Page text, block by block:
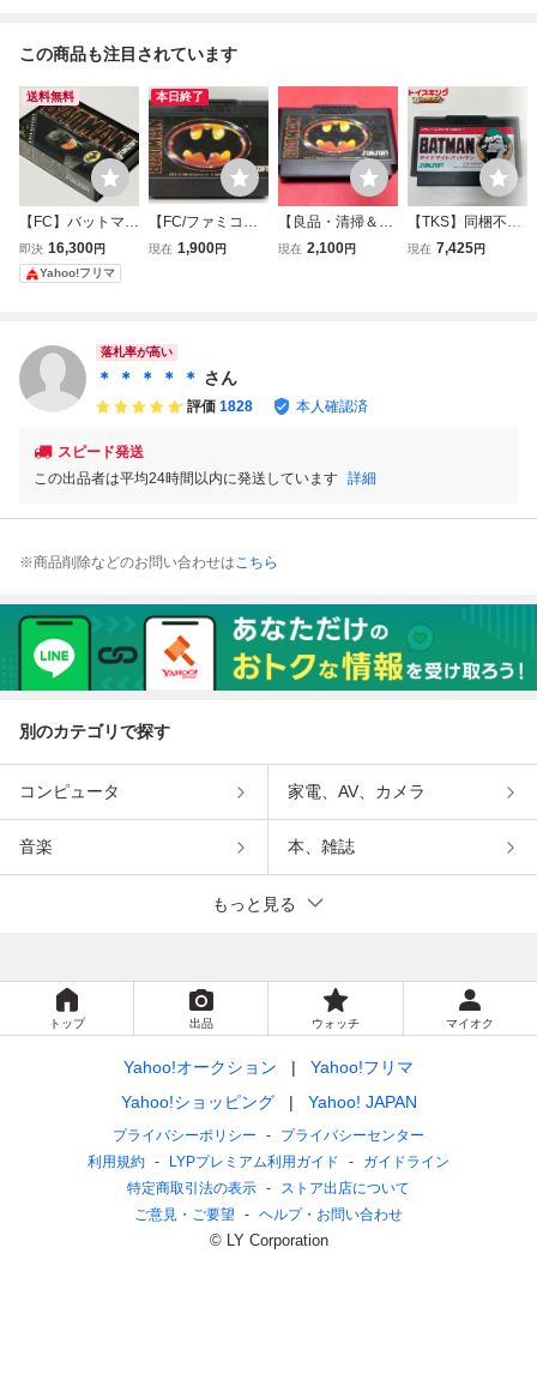
この商品も注目されています
送料無料
【FC】バットマン
ファミコンソフト
SUNSOFT 貴重ハ
ガキ付き完品 良
即決 16,300円
Yahoo!フリマ
本日終了
【FC/ファミコ
ン】BATMAN/バッ
現在 1,900円
【良品・清掃＆動
作確認済】FC フ
現在 2,100円
【TKS】同梱不可/
トイキン祭 FC/フ
現在 7,425円
落札率が高い
＊ ＊ ＊ ＊ ＊ さん
評価 1828 本人確認済
スピード発送
この出品者は平均24時間以内に発送しています 詳細
※商品削除などのお問い合わせはこちら
別のカテゴリで探す
コンピュータ 家電、AV、カメラ
音楽 本、雑誌
もっと見る
トップ 出品 ウォッチ マイオク
Yahoo!オークション
Yahoo!フリマ
Yahoo!ショッピング
Yahoo! JAPAN
プライバシーポリシー
プライバシーセンター
利用規約
LYPプレミアム利用ガイド
ガイドライン
特定商取引法の表示
ストア出店について
ご意見・ご要望
ヘルプ・お問い合わせ
© LY Corporation